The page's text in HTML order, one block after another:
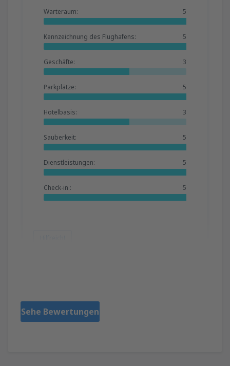
Warteraum: 5
Kennzeichnung des Flughafens: 5
Geschäfte: 3
Parkplätze: 5
Hotelbasis: 3
Sauberkeit: 5
Dienstleistungen: 5
Check-in : 5
Sehe Bewertungen